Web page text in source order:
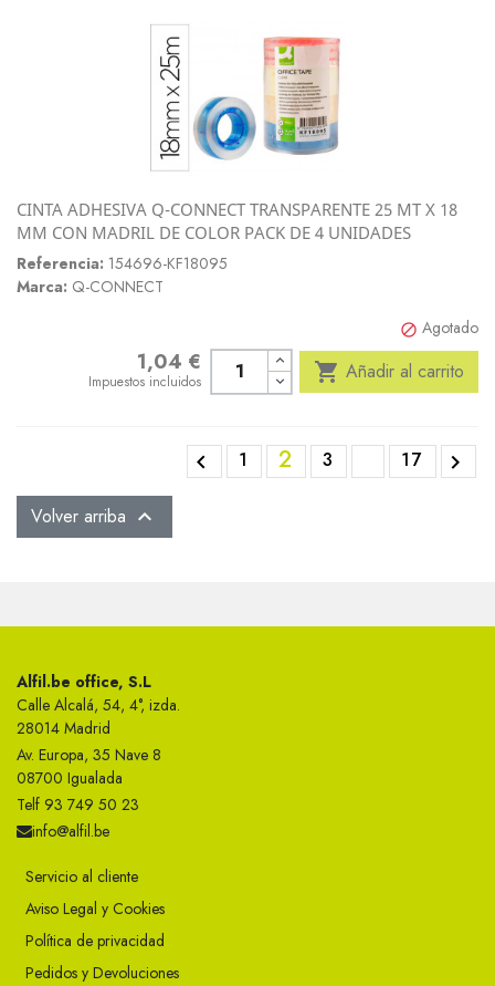
CINTA ADHESIVA Q-CONNECT TRANSPARENTE 25 MT X 18
MM CON MADRIL DE COLOR PACK DE 4 UNIDADES
Referencia: 154696-KF18095
Marca: Q-CONNECT
 Agotado
1,04 €
Impuestos incluidos  Añadir al carrito
 1 2 3 17 
Volver arriba 
Alfil.be office, S.L
Calle Alcalá, 54, 4°, izda.
28014 Madrid
Av. Europa, 35 Nave 8
08700 Igualada
Telf 93 749 50 23
info@alfil.be
Servicio al cliente
Aviso Legal y Cookies
Política de privacidad
Pedidos y Devoluciones